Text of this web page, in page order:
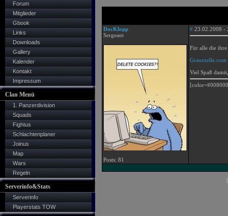
Forum
Mitglieder
Gbook
Links
Downloads
Gallery
Kalender
Kontakt
Impressum
Clan Menü
1. Panzerdivision
Squads
Fightus
Schlachtenplaner
Joinus
Map
Wars
Regeln
Serverinfo&Stats
Serverinfo
Playerstats TOW
DocKlopp
Sergeant
Posts: 81
# 23.02.2008 -
Für alle die
Grauezelle.com
Viel Spaß